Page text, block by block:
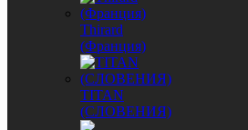
Thirard
(Франция)
TITAN
(СЛОВЕНИЯ)